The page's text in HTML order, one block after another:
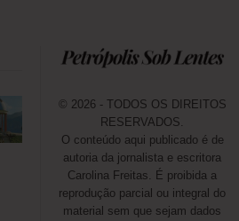
© 2026 - TODOS OS DIREITOS
RESERVADOS.
O conteúdo aqui publicado é de
autoria da jornalista e escritora
Carolina Freitas. É proibida a
reprodução parcial ou integral do
material sem que sejam dados